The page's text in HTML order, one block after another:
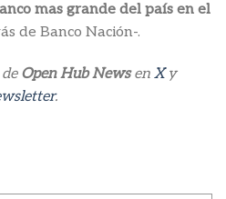
mas grande del país en el
de Banco Nación-.
Open Hub Newsen Xy
.